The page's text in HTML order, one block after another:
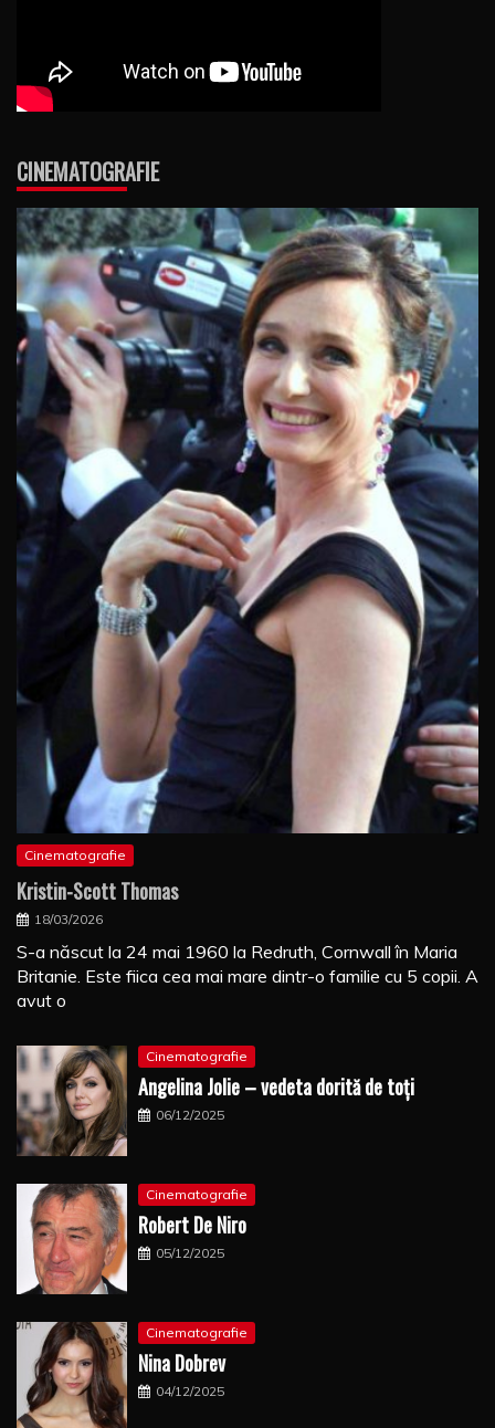
CINEMATOGRAFIE
Cinematografie
Kristin-Scott Thomas
18/03/2026
S-a născut la 24 mai 1960 la Redruth, Cornwall în Maria
Britanie. Este fiica cea mai mare dintr-o familie cu 5 copii. A
avut o
Cinematografie
Angelina Jolie – vedeta dorită de toți
06/12/2025
Cinematografie
Robert De Niro
05/12/2025
Cinematografie
Nina Dobrev
04/12/2025